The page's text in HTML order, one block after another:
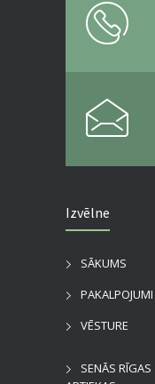
Izvēlne
SĀKUMS
PAKALPOJUMI
VĒSTURE
SENĀS RĪGAS